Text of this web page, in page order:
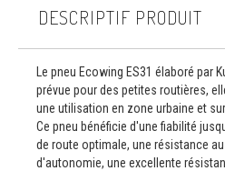
DESCRIPTIF PRODUIT
Le pneu Ecowing ES31 élaboré par
prévue pour des petites routières,
une utilisation en zone urbaine et
Ce pneu bénéficie d'une fiabilité
de route optimale, une résistance
d'autonomie, une excellente